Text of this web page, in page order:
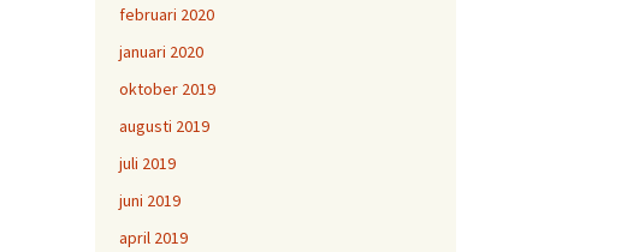
februari 2020
januari 2020
oktober 2019
augusti 2019
juli 2019
juni 2019
april 2019